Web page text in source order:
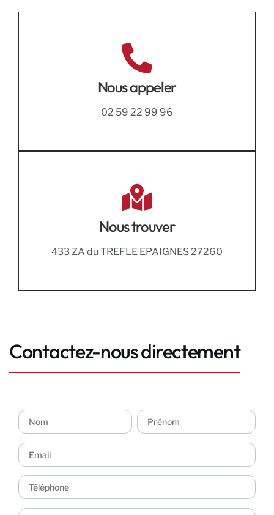
Nous appeler
02 59 22 99 96
Nous trouver
433 ZA du TREFLE EPAIGNES 27260
Contactez-nous directement